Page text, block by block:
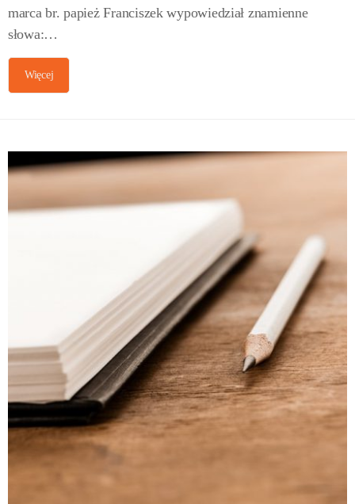
marca br. papież Franciszek wypowiedział znamienne
słowa:…
Więcej